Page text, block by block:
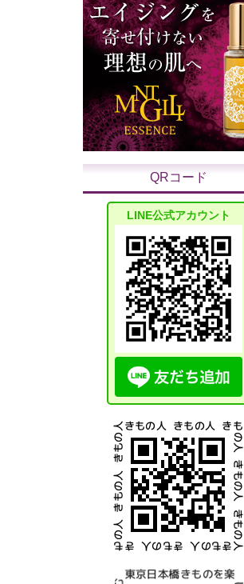
QRコード
LINE公式アカウント